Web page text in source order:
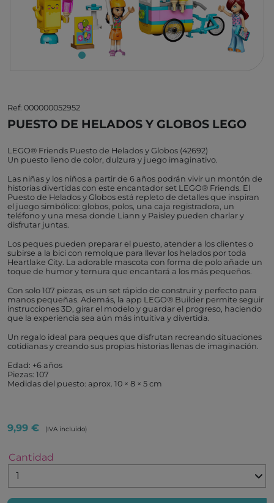
Ref: 000000052952
PUESTO DE HELADOS Y GLOBOS LEGO
LEGO® Friends Puesto de Helados y Globos (42692)
Un puesto lleno de color, dulzura y juego imaginativo.
Las niñas y los niños a partir de 6 años podrán vivir un montón de
historias divertidas con este encantador set LEGO® Friends. El
Puesto de Helados y Globos está repleto de detalles que inspiran
el juego simbólico: globos, polos, una caja registradora, un
teléfono y una mesa donde Liann y Paisley pueden charlar y
disfrutar juntas.
Los peques pueden preparar el puesto, atender a los clientes o
subirse a la bici con remolque para llevar los helados por toda
Heartlake City. La adorable mascota con forma de polo añade un
toque de humor y ternura que encantará a los más pequeños.
Con solo 107 piezas, es un set rápido de construir y perfecto para
manos pequeñas. Además, la app LEGO® Builder permite seguir
instrucciones 3D, girar el modelo y guardar el progreso, haciendo
que la experiencia sea aún más intuitiva y divertida.
Un regalo ideal para peques que disfrutan recreando situaciones
cotidianas y creando sus propias historias llenas de imaginación.
Edad: +6 años
Piezas: 107
Medidas del puesto: aprox. 10 × 8 × 5 cm
9,99 € (IVA incluido)
Cantidad